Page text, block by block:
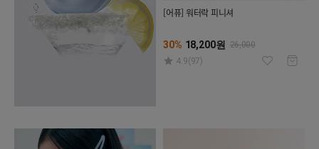
[어퓨] 워터락 피니셔
30% 18,200원
26,000
4.9(97)